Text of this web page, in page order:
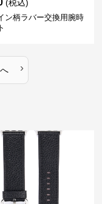
(税込)
ン柄ラバー交換用腕時
›